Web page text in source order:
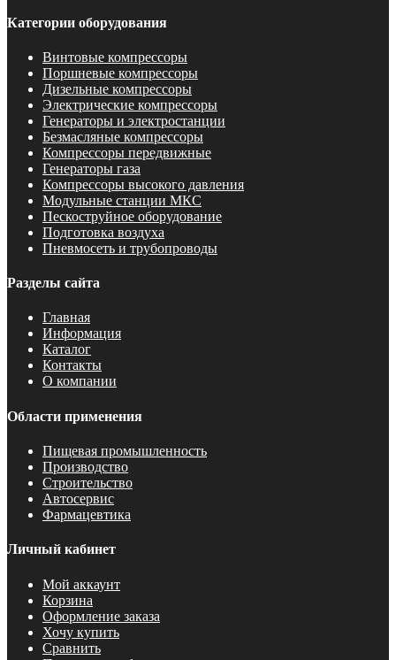
Категории оборудования
Винтовые компрессоры
Поршневые компрессоры
Дизельные компрессоры
Электрические компрессоры
Генераторы и электростанции
Безмасляные компрессоры
Компрессоры передвижные
Генераторы газа
Компрессоры высокого давления
Модульные станции МКС
Пескоструйное оборудование
Подготовка воздуха
Пневмосеть и трубопроводы
Разделы сайта
Главная
Информация
Каталог
Контакты
О компании
Области применения
Пищевая промышленность
Производство
Строительство
Автосервис
Фармацевтика
Личный кабинет
Мой аккаунт
Корзина
Оформление заказа
Хочу купить
Сравнить